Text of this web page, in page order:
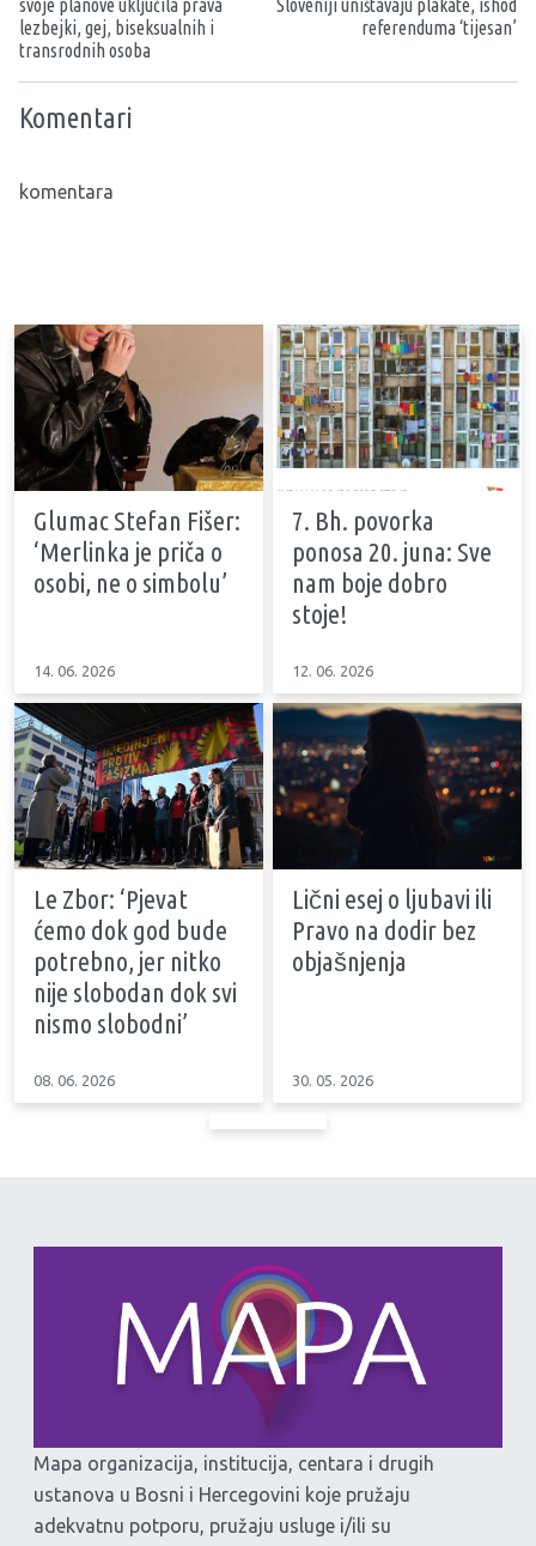
svoje planove uključila prava
lezbejki, gej, biseksualnih i
transrodnih osoba
Sloveniji uništavaju plakate, ishod
referenduma ‘tijesan’
Komentari
komentara
Glumac Stefan Fišer:
‘Merlinka je priča o
osobi, ne o simbolu’
14. 06. 2026
7. Bh. povorka
ponosa 20. juna: Sve
nam boje dobro
stoje!
12. 06. 2026
Le Zbor: ‘Pjevat
ćemo dok god bude
potrebno, jer nitko
nije slobodan dok svi
nismo slobodni’
08. 06. 2026
Lični esej o ljubavi ili
Pravo na dodir bez
objašnjenja
30. 05. 2026
Mapa organizacija, institucija, centara i drugih
ustanova u Bosni i Hercegovini koje pružaju
adekvatnu potporu, pružaju usluge i/ili su